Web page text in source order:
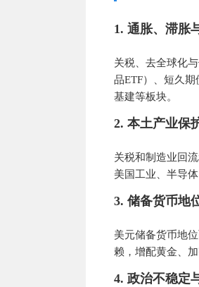
1. 通胀、滞胀
关税、去全球化
品ETF）、短久
基建等板块。
2. 本土产业保
关税和制造业回
美国工业、半导
3. 储备货币地
美元储备货币地
赖，增配黄金、
4. 政治不稳定